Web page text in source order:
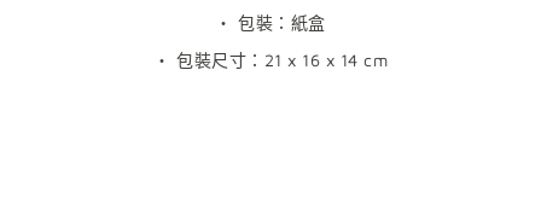
・ 包裝：紙盒
・ 包裝尺寸： 21 x 16 x 14 cm